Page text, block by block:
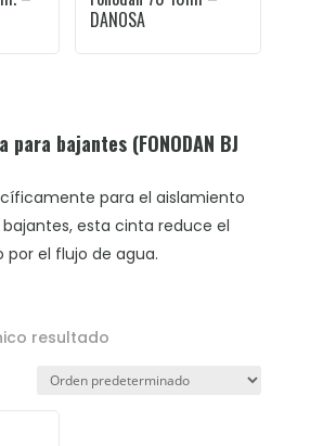
DANOSA
para bajantes (FONODAN BJ
para el aislamiento
esta cinta reduce el
por el flujo de agua.
resultado